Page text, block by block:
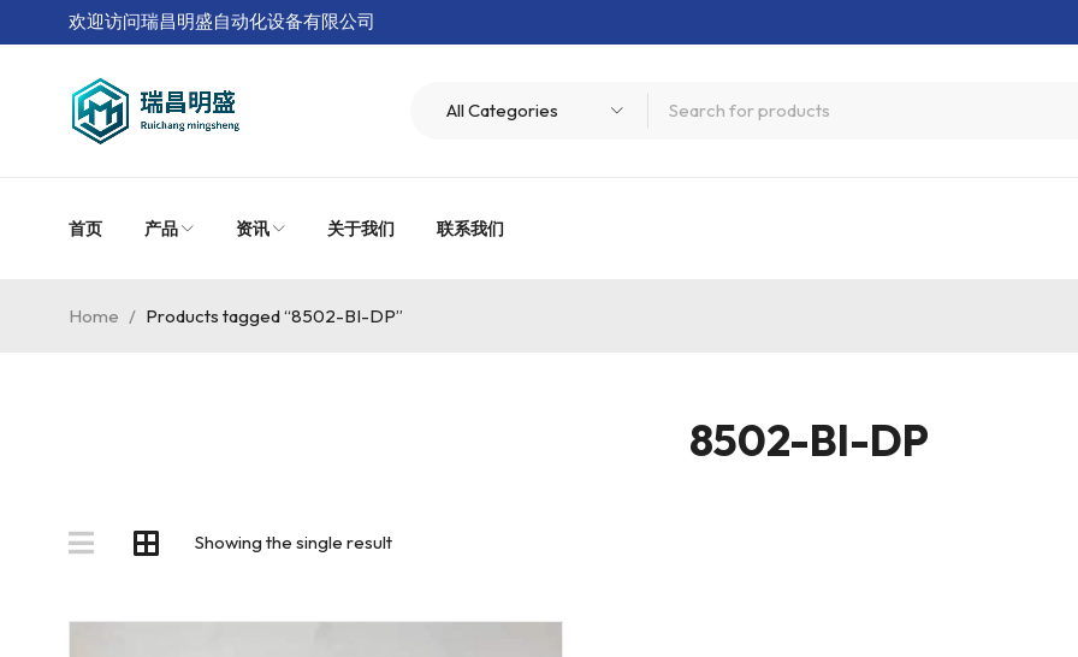
欢迎访问瑞昌明盛自动化设备有限公司
首页 产品 资讯 关于我们 联系我们
8502-BI-DP
Home / Products tagged “8502-BI-DP”
Showing the single result